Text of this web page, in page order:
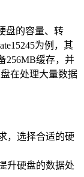
盘的容量、转
为例，其
256MB缓存，并
在处理大量数据
，选择合适的硬
升硬盘的数据处